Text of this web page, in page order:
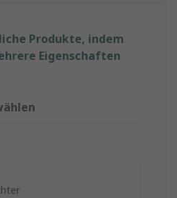
Produkte, indem
Eigenschaften